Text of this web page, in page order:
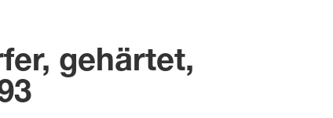
gehärtet,